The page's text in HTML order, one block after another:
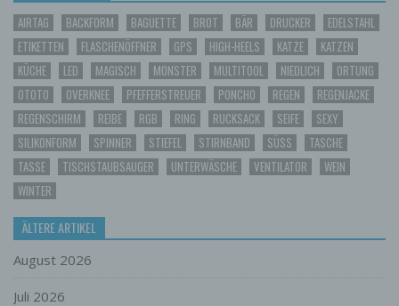
AIRTAG BACKFORM BAGUETTE BROT BÄR DRUCKER
EDELSTAHL
ETIKETTEN
FLASCHENÖFFNER GPS HIGH-HEELS KATZE
KATZEN
KÜCHE
LED MAGISCH MONSTER MULTITOOL NIEDLICH
ORTUNG
OTOTO
OVERKNEE PFEFFERSTREUER PONCHO REGEN
REGENJACKE
REGENSCHIRM
REIBE RGB RING RUCKSACK SEIFE
SEXY
SILIKONFORM
SPINNER STIEFEL STIRNBAND SÜSS
TASCHE
TASSE
TISCHSTAUBSAUGER UNTERWÄSCHE VENTILATOR
WEIN
WINTER
ÄLTERE ARTIKEL
August 2026
Juli 2026
juristische Person, Behörde, Einrichtung
oder andere Stelle, die personenbezogene
Daten im Auftrag des Verantwortlichen
verarbeitet.
i) Empfänger
Empfänger ist eine natürliche oder
juristische Person, Behörde, Einrichtung
oder andere Stelle, der personenbezogene
handelt oder nicht. Behörden, die im
Rahmen eines bestimmten
Untersuchungsauftrags nach dem